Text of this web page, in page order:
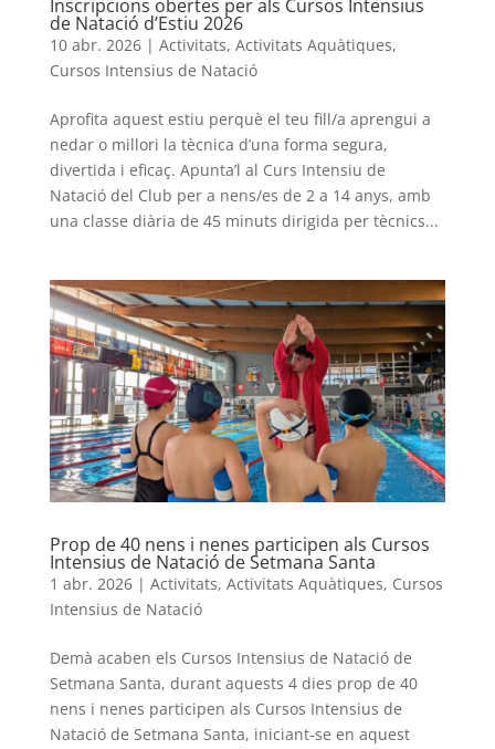
Inscripcions obertes per als Cursos Intensius
de Natació d’Estiu 2026
10 abr. 2026| Activitats, Activitats Aquàtiques,
Cursos Intensius de Natació
Aprofita aquest estiu perquè el teu fill/a aprengui a
nedar o millori la tècnica d’una forma segura,
divertida i eficaç. Apunta’l al Curs Intensiu de
Natació del Club per a nens/es de 2 a 14 anys, amb
una classe diària de 45 minuts dirigida per tècnics...
Prop de 40 nens i nenes participen als Cursos
Intensius de Natació de Setmana Santa
1 abr. 2026| Activitats, Activitats Aquàtiques, Cursos
Intensius de Natació
Demà acaben els Cursos Intensius de Natació de
Setmana Santa, durant aquests 4 dies prop de 40
nens i nenes participen als Cursos Intensius de
Natació de Setmana Santa, iniciant-se en aquest